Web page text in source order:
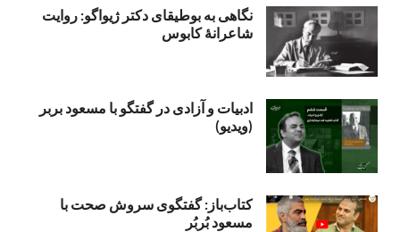
نگاهی به بوطیقای دکتر ژیواگو: روایت
شاعرانۀ کابوس
ادبیات و آزادی در گفتگو با مسعود بربر
(ویدیو)
کتاب‌باز: گفتگوی سروش صحت با
مسعود بُربُر